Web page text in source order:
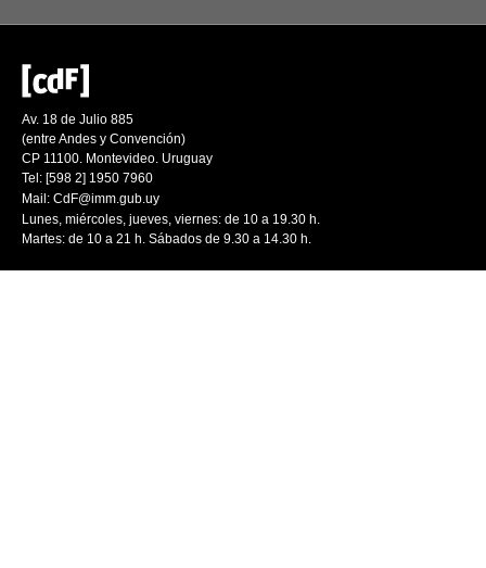
Av. 18 de Julio 885
(entre Andes y Convención)
CP 11100. Montevideo. Uruguay
Tel: [598 2] 1950 7960
Mail: CdF@imm.gub.uy
Lunes, miércoles, jueves, viernes: de 10 a 19.30 h.
Martes: de 10 a 21 h. Sábados de 9.30 a 14.30 h.